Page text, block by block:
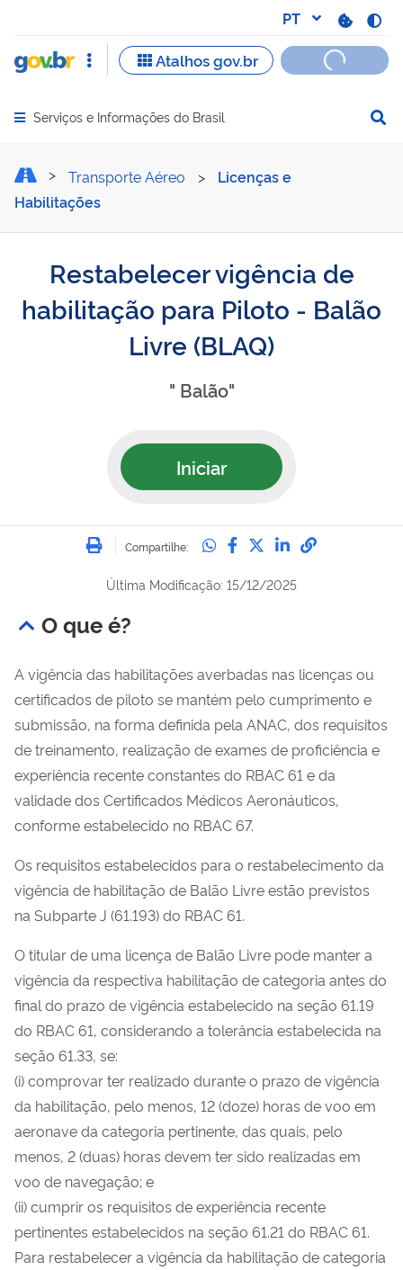
Abrir menu principal de navegação
Serviços e Informações do Brasil
Restabelecer vigência de
Transporte Aéreo >
Licenças e
Habilitações
Restabelecer vigência de
habilitação para Piloto - Balão
Livre (BLAQ)
" Balão"
Iniciar
Imprimir
Compartilhe: Compartilhe no
Compartilhe no
Compartilhe no
Compartilhe
Última Modificação: 15/12/2025
O que é?
A vigência das habilitações averbadas nas licenças ou
certificados de piloto se mantém pelo cumprimento e
submissão, na forma definida pela ANAC, dos requisitos
de treinamento, realização de exames de proficiência e
experiência recente constantes do RBAC 61 e da
validade dos Certificados Médicos Aeronáuticos,
conforme estabelecido no RBAC 67.
Os requisitos estabelecidos para o restabelecimento da
vigência de habilitação de Balão Livre estão previstos
na Subparte J (61.193) do RBAC 61.
O titular de uma licença de Balão Livre pode manter a
vigência da respectiva habilitação de categoria antes do
final do prazo de vigência estabelecido na seção 61.19
do RBAC 61, considerando a tolerância estabelecida na
seção 61.33, se:
(i) comprovar ter realizado durante o prazo de vigência
da habilitação, pelo menos, 12 (doze) horas de voo em
aeronave da categoria pertinente, das quais, pelo
menos, 2 (duas) horas devem ter sido realizadas em
voo de navegação; e
(ii) cumprir os requisitos de experiência recente
pertinentes estabelecidos na seção 61.21 do RBAC 61.
Para restabelecer a vigência da habilitação de categoria